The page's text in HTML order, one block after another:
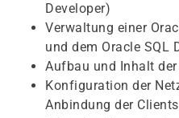
Developer)
Verwaltung einer
und dem Oracle SQL
Aufbau und Inhalt
Konfiguration der
Anbindung der Clients